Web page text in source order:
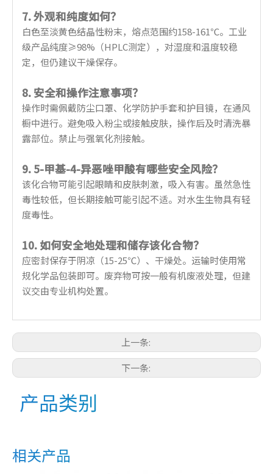
7. 外观和纯度如何？
白色至淡黄色结晶性粉末，熔点范围约158-161℃。工业
级产品纯度≥98%（HPLC测定），对湿度和温度较稳
定，但仍建议干燥保存。
8. 安全和操作注意事项？
操作时需佩戴防尘口罩、化学防护手套和护目镜，在通风
橱中进行。避免吸入粉尘或接触皮肤，操作后及时清洗暴
露部位。禁止与强氧化剂接触。
9. 5-甲基-4-异恶唑甲酸有哪些安全风险？
该化合物可能引起眼睛和皮肤刺激，吸入有害。虽然急性
毒性较低，但长期接触可能引起不适。对水生生物具有轻
度毒性。
10. 如何安全地处理和储存该化合物？
应密封保存于阴凉（15-25℃）、干燥处。运输时使用常
规化学品包装即可。废弃物可按一般有机废液处理，但建
议交由专业机构处置。
上一条:
下一条:
产品类别
相关产品